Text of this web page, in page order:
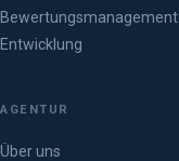
Bewertungsmanagement
Entwicklung
AGENTUR
Über uns